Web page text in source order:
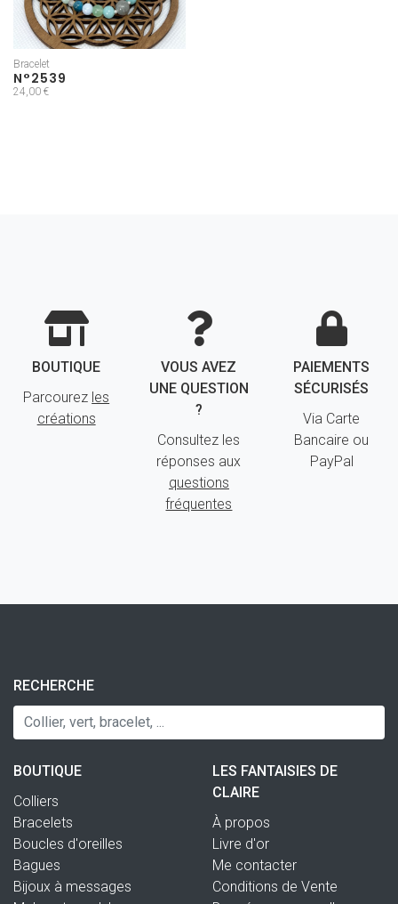
Bracelet
N°2539
24,00 €
BOUTIQUE
Parcourez les
créations
VOUS AVEZ
UNE QUESTION
?
Consultez les
réponses aux
questions
fréquentes
PAIEMENTS
SÉCURISÉS
Via Carte
Bancaire ou
PayPal
LES FANTAISIES DE
CLAIRE
À propos
Livre d'or
Me contacter
Conditions de Vente
BOUTIQUE
Colliers
Bracelets
Boucles d'oreilles
Bagues
Bijoux à messages
RECHERCHE